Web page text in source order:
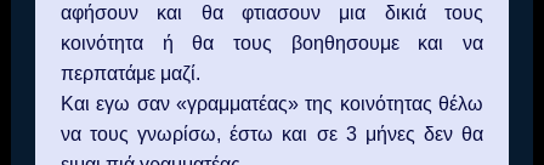
αφήσουν και θα φτιασουν μια δικιά τους
κοινότητα ή θα τους βοηθησουμε και να
περπατάμε μαζί.
Και εγω σαν «γραμματέας» της κοινότητας θέλω
να τους γνωρίσω, έστω και σε 3 μήνες δεν θα